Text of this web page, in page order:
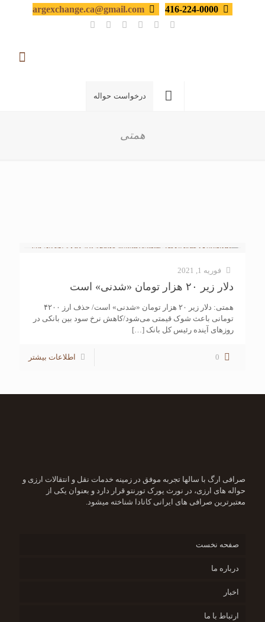
416-224-0000
argexchange.ca@gmail.com
درخواست حواله
همتی
فوریه 1, 2021
دلار زیر ۲۰ هزار تومان «شدنی» است
همتی: دلار زیر ۲۰ هزار تومان «شدنی» است/ حذف ارز ۴۲۰۰
تومانی باعث شوک قیمتی می‌شود/کاهش نرخ سود بین بانکی در
روزهای آینده رئیس کل بانک […]
0 اطلاعات بیشتر
صرافی ارگ با سالها تجربه موفق در زمینه خدمات نقل و انتقالات ارزی و
حواله های ارزی، در نورث یورک تورنتو قرار دارد و بعنوان یکی از
معتبرترین صرافی های ایرانی کانادا شناخته میشود.
صفحه نخست
درباره ما
اخبار
ارتباط با ما